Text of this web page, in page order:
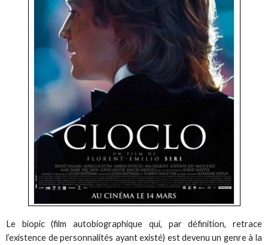
Le biopic (film autobiographique qui, par définition, retrace
l’existence de personnalités ayant existé) est devenu un genre à la